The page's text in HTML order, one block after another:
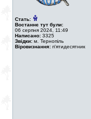
Стать:
Востаннє тут були:
06 серпня 2024, 11:49
Написано: 3325
Звідки: м. Тернопіль
Віровизнання: п'ятидесятник